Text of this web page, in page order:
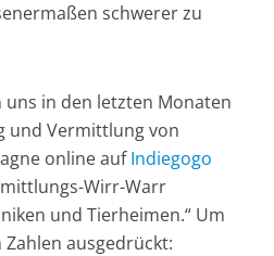
schwerer zu
in den letzten Monaten
und Vermittlung von
online aufIndiegogo
Wirr-Warr
und Tierheimen.“ Um
ausgedrückt: